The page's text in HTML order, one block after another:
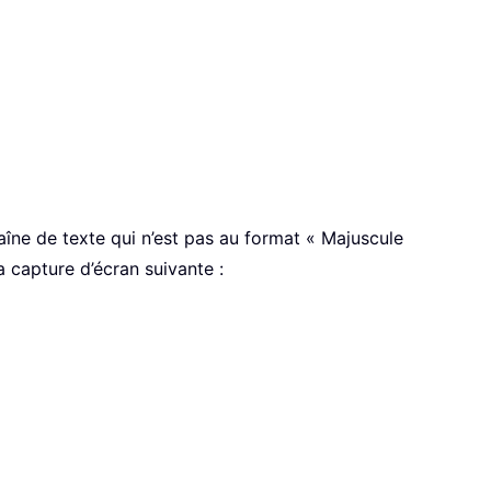
de texte qui n’est pas au format « Majuscule
d’écran suivante :